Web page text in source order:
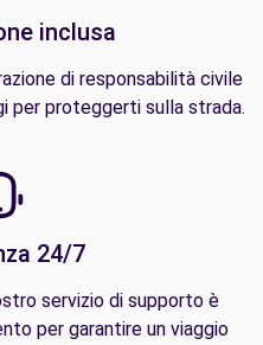
inclusa
di responsabilità civile
per proteggerti sulla strada.
24/7
servizio di supporto è
per garantire un viaggio